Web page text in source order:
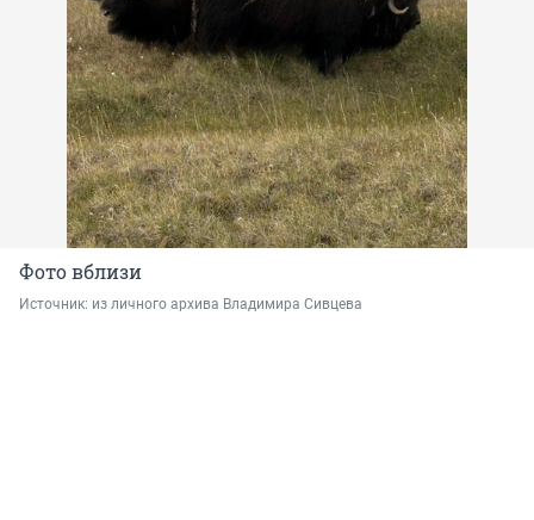
Фото вблизи
Источник: из личного архива Владимира Сивцева